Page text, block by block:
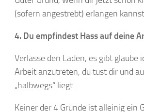
(sofern angestrebt) erlangen
4. Du empfindest Hass auf deine
Verlasse den Laden, es gibt
Arbeit anzutreten, du tust dir und
„halbwegs“ liegt.
Keiner der 4 Gründe ist alleinig ein